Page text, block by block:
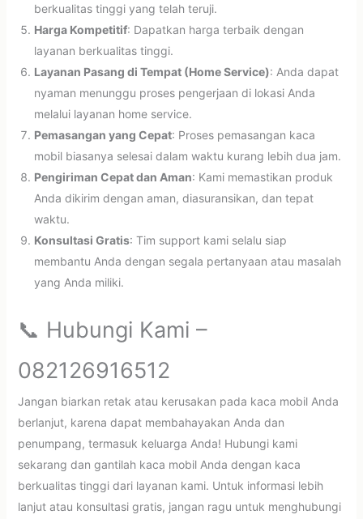
berkualitas tinggi yang telah teruji.
Harga Kompetitif: Dapatkan harga terbaik dengan
layanan berkualitas tinggi.
Layanan Pasang di Tempat (Home Service): Anda dapat
nyaman menunggu proses pengerjaan di lokasi Anda
melalui layanan home service.
Pemasangan yang Cepat: Proses pemasangan kaca
mobil biasanya selesai dalam waktu kurang lebih dua jam.
Pengiriman Cepat dan Aman: Kami memastikan produk
Anda dikirim dengan aman, diasuransikan, dan tepat
waktu.
Konsultasi Gratis: Tim support kami selalu siap
membantu Anda dengan segala pertanyaan atau masalah
yang Anda miliki.
📞 Hubungi Kami –
082126916512
Jangan biarkan retak atau kerusakan pada kaca mobil Anda
berlanjut, karena dapat membahayakan Anda dan
penumpang, termasuk keluarga Anda! Hubungi kami
sekarang dan gantilah kaca mobil Anda dengan kaca
berkualitas tinggi dari layanan kami. Untuk informasi lebih
lanjut atau konsultasi gratis, jangan ragu untuk menghubungi